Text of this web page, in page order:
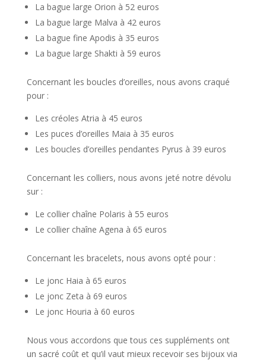
La bague large Orion à 52 euros
La bague large Malva à 42 euros
La bague fine Apodis à 35 euros
La bague large Shakti à 59 euros
Concernant les boucles d’oreilles, nous avons craqué
pour :
Les créoles Atria à 45 euros
Les puces d’oreilles Maia à 35 euros
Les boucles d’oreilles pendantes Pyrus à 39 euros
Concernant les colliers, nous avons jeté notre dévolu
sur :
Le collier chaîne Polaris à 55 euros
Le collier chaîne Agena à 65 euros
Concernant les bracelets, nous avons opté pour :
Le jonc Haia à 65 euros
Le jonc Zeta à 69 euros
Le jonc Houria à 60 euros
Nous vous accordons que tous ces suppléments ont
un sacré coût et qu’il vaut mieux recevoir ses bijoux via